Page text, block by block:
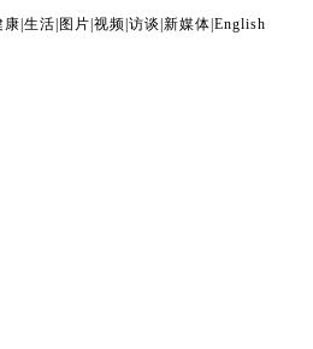
康 生活 图片 视频 访谈 新媒体 English